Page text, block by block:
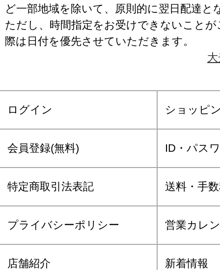
ど一部地域を除いて、原則的に翌日配達と
ただし、時間指定をお受けできないこと
際は日付を優先させていただきます。
ログイン ショッピ
会員登録(無料) ID・パス
特定商取引法表記 送料・手
プライバシーポリシー 営業カレ
店舗紹介 新着情報